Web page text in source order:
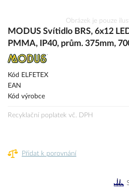
na
začátek
s
Obrázek je pouze
MODUS Svítidlo BRS, 6x12
PMMA, IP40, prům. 375mm,
Kód ELFETEX
EAN
Kód výrobce
Recyklační poplatek vč. DPH
Přidat k porovnání